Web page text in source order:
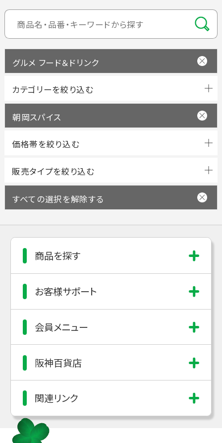
グルメ フード＆ドリンク
朝岡スパイス
すべての選択を解除する
商品を探す
お客様サポート
会員メニュー
阪神百貨店
関連リンク